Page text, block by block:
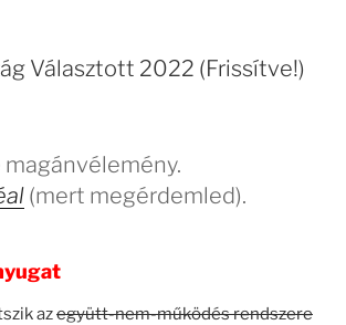
Ukrajnai
2.
Rész”
Választott 2022 (Frissítve!)
magánvélemény.
(mert megérdemled).
azegyütt-nem-működés rendszere